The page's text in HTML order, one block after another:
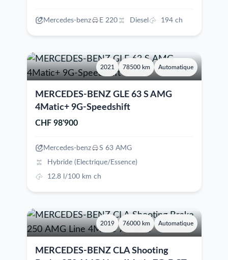
Mercedes-benz E 220 Diesel 194 ch
2021 78500 km Automatique
MERCEDES-BENZ GLE 63 S AMG
4Matic+ 9G-Speedshift
CHF 98'900
Mercedes-benz
S 63 AMG
Hybride (Electrique/Essence)
12.8 l/100 km ch
2019 76000 km Automatique
MERCEDES-BENZ CLA Shooting